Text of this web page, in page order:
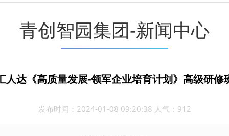
青创智园集团-新闻中心
人达《高质量发展-领军企业培育计划》高级研修
发布时间：2024-01-08 09:20:38 人气：912